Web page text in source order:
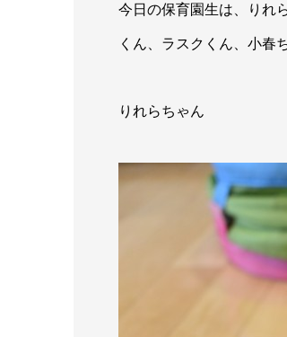
今日の保育園生は、りれ
くん、ラスクくん、小春
りれらちゃん